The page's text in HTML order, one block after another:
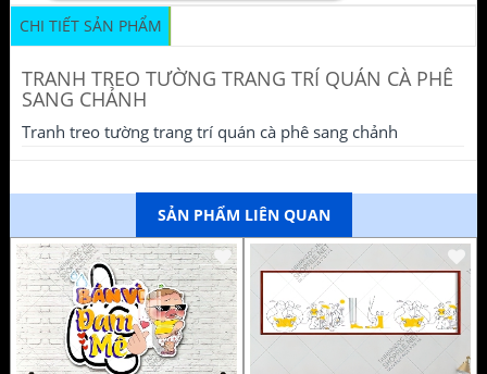
CHI TIẾT SẢN PHẨM
TRANH TREO TƯỜNG TRANG TRÍ QUÁN CÀ PHÊ
SANG CHẢNH
Tranh treo tường trang trí quán cà phê sang chảnh
SẢN PHẨM LIÊN QUAN